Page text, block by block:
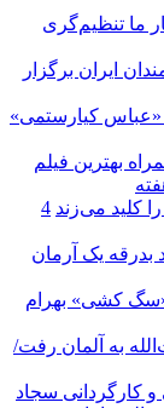
ما تنظیم‌گری
ایران برگزار
«عباس کیارستمی»
بهترین فیلم
کلید می‌زند 4
بدرقه یک آرمان
کشی» بهرام
به آلمان رفت/
و کارگردانی سجاد